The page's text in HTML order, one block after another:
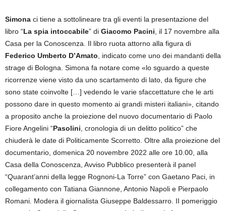
Simona ci tiene a sottolineare tra gli eventi la presentazione del
libro “La spia intoccabile” di Giacomo Pacini, il 17 novembre alla
Casa per la Conoscenza. Il libro ruota attorno alla figura di
Federico Umberto D’Amato, indicato come uno dei mandanti della
strage di Bologna. Simona fa notare come «lo sguardo a queste
ricorrenze viene visto da uno scartamento di lato, da figure che
sono state coinvolte […] vedendo le varie sfaccettature che le arti
possono dare in questo momento ai grandi misteri italiani», citando
a proposito anche la proiezione del nuovo documentario di Paolo
Fiore Angelini “Pasolini, cronologia di un delitto politico” che
chiuderà le date di Politicamente Scorretto. Oltre alla proiezione del
documentario, domenica 20 novembre 2022 alle ore 10.00, alla
Casa della Conoscenza, Avviso Pubblico presenterà il panel
“Quarant’anni della legge Rognoni-La Torre” con Gaetano Paci, in
collegamento con Tatiana Giannone, Antonio Napoli e Pierpaolo
Romani. Modera il giornalista Giuseppe Baldessarro. II pomeriggio